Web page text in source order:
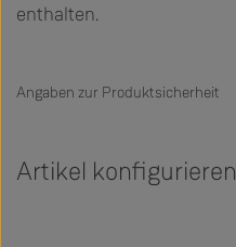
enthalten.
Angaben zur Produktsicherheit
Artikel konfigurieren